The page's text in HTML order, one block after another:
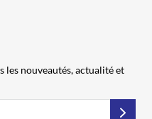
les nouveautés, actualité et